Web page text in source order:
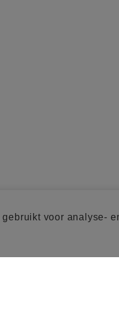
voor analyse-